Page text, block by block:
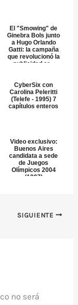
El "Smowing" de
Ginebra Bols junto
a Hugo Orlando
Gatti: la campaña
que revolucionó la
publicidad ar...
CyberSix con
Carolina Peleritti
(Telefe - 1995) 7
capítulos enteros
Video exclusivo:
Buenos Aires
candidata a sede
de Juegos
Olímpicos 2004
(1997)
SIGUIENTE
no será